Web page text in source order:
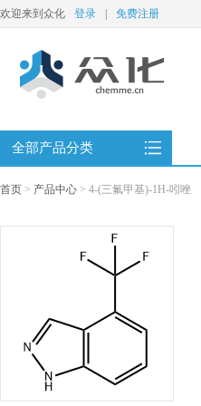
欢迎来到众化 登录 免费注册
全部产品分类
首页 > 产品中心 > 4-(三氟甲基)-1H-吲唑